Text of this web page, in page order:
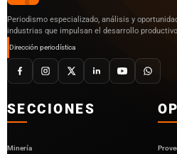
Periodismo especializado, análisis y
industrias que impulsan el desarrollo
Dirección periodística
SECCIONES
Minería